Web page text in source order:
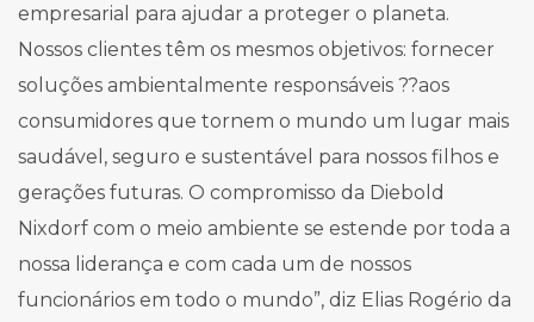
empresarial para ajudar a proteger o planeta.
Nossos clientes têm os mesmos objetivos: fornecer
soluções ambientalmente responsáveis ??aos
consumidores que tornem o mundo um lugar mais
saudável, seguro e sustentável para nossos filhos e
gerações futuras. O compromisso da Diebold
Nixdorf com o meio ambiente se estende por toda a
nossa liderança e com cada um de nossos
funcionários em todo o mundo”, diz Elias Rogério da